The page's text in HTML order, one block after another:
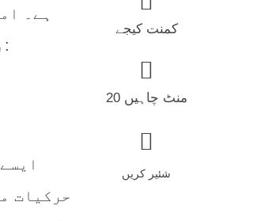
کمنت کیجے
20 منٹ چاہیں
شئیر کریں
ہے۔
بھی بھڑک اٹھے۔ یہی صورت حال اس شعر میں مقلوباً بیان ہوئی ہے:
حرکیات